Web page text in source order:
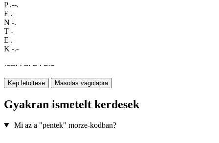
P .--.
E .
N -.
T -
E .
K -.-
·−−· · −· − · −·−
Kep letoltese Masolas vagolapra
Gyakran ismetelt kerdesek
Mi az a "pentek" morze-kodban?